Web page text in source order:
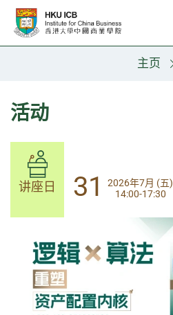
跳往主要内容
主页
活动
讲座日 14
2026年8月 (五)
13:30-17:00
讲座日 31
2026年7月 (五)
14:00-17:30